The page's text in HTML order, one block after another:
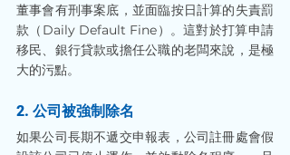
董事會有刑事案底，並面臨按日計算的失責罰
款（Daily Default Fine）。這對於打算申請
移民、銀行貸款或擔任公職的老闆來說，是極
大的污點。
2. 公司被強制除名
如果公司長期不遞交申報表，公司註冊處會假